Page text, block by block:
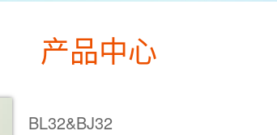
产品中心
BL32&BJ32